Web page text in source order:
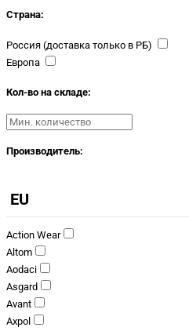
Страна:
Россия (доставка только в РБ)
Европа
Кол-во на складе:
Производитель:
EU
Action Wear
Altom
Aodaci
Asgard
Avant
Axpol